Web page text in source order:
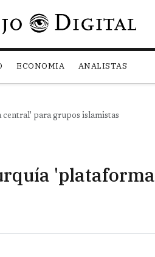
Pasar al contenido principal
ECONOMIA ANALISTAS
para grupos islamistas
'plataforma